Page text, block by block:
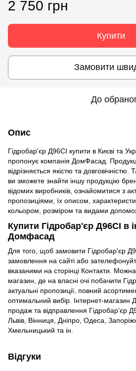
2 750 грн
Купити
Замовити
До
Опис
Гідробар'єр Д96СІ купити в Києві та
пропонує компанія ДомФасад.
відрізняється якістю та
ви зможете знайти іншу продукцію
відомих виробників, ознайомитися з
пропозиціями, їх описом,
кольором, розміром та видами
Купити Гідробар'єр Д96СІ в
Домфасад
Для того, щоб замовити Гідробар'єр
замовлення на сайті або
вказаними на сторінці Контакти.
магазин, де на власні очі побачити
актуальні пропозиції, повний
оптимальний вибір. Інтернет-магазин
продаж та відправлення Гідробар'єр
Львів, Вінниця, Дніпро, Одеса,
Хмельницький та ін.
Відгуки